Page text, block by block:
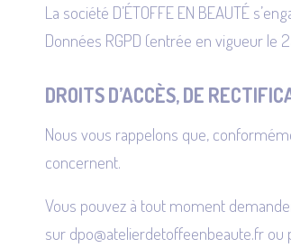
La société D’ÉTOFFE EN BEAUTÉ
Données RGPD (entrée en vigueur
DROITS D’ACCÈS, DE
Nous vous rappelons que,
concernent.
Vous pouvez à tout moment
sur dpo@atelierdetoffeenbeaute.fr ou